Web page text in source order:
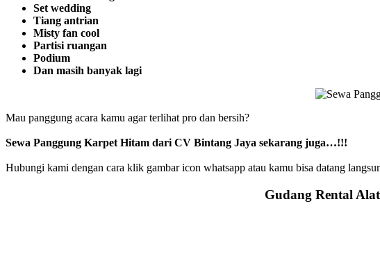
Set wedding
Tiang antrian
Misty fan cool
Partisi ruangan
Podium
Dan masih banyak lagi
Mau panggung acara kamu agar terlihat pro dan bersih?
Sewa Panggung Karpet Hitam dari CV Bintang Jaya sekarang juga…!!!
Hubungi kami dengan cara klik gambar icon whatsapp atau kamu bisa datang
Gudang Rental